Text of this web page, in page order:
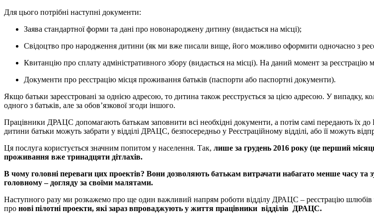
Для цього потрібні наступні документи:
Заява стандартної форми та дані про новонароджену дитину (видається на місці);
Свідоцтво про народження дитини (як ми вже писали вище, його можливо оформити одночасно з
Квитанцію про сплату адміністративного збору (видається на місці). На даний момент за реєстрацію
Документи про реєстрацію місця проживання батьків (паспорти або паспортні документи).
Якщо батьки зареєстровані за однією адресою, то дитина також реєструється за цією адресою. У випадку,
одного з батьків, але за обов’язкової згоди іншого.
Працівники ДРАЦС допомагають батькам заповнити всі необхідні документи, а потім самі передають їх
дитини батьки можуть забрати у відділі ДРАЦС, безпосередньо у Реєстраційному відділі, або її можуть
Ця послуга користується значним попитом у населення. Так, лише за грудень 2016 року (це перший
проживання вже тринадцяти дітлахів.
В чому головні переваги цих проектів? Вони дозволяють батькам витрачати набагато менше часу та
головному – догляду за своїми малятами.
Наступного разу ми розкажемо про ще один важливий напрям роботи відділу ДРАЦС – реєстрацію шлюбів
про нові пілотні проекти, які зараз впроваджують у життя працівники відділів ДРАЦС.